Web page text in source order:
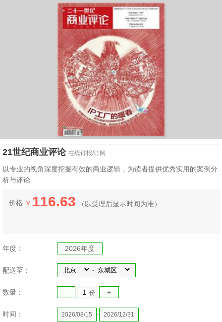
21世纪商业评论在线订报/订阅
以专业的视角深度挖掘有效的商业逻辑，为读者提供优秀实用的案例分
析与评论
价格 ¥ 116.63 （ 以受理后显示时间为准）
年度： 2026年度
配送至： -
数量： - 份 +
时间： 2026/08/15 - 2026/12/31